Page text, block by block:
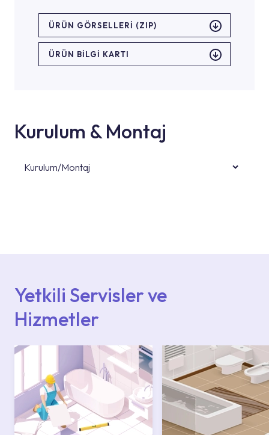
ÜRÜN GÖRSELLERI (ZIP)
ÜRÜN BILGI KARTI
Kurulum & Montaj
Kurulum/Montaj
Yetkili Servisler ve
Hizmetler